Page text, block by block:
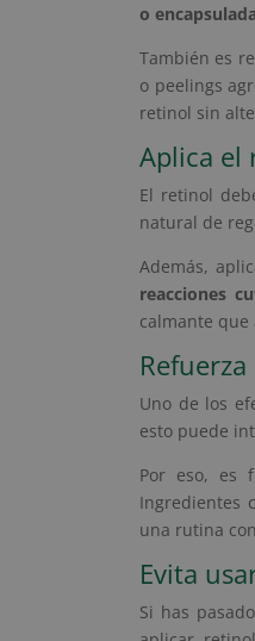
o
También es
o peelings
retinol sin
Aplica el
El retinol
natural de
Además,
reacciones
calmante
Uno de los
esto puede
Por eso, es
Ingredientes
una rutina
Evita
Si has